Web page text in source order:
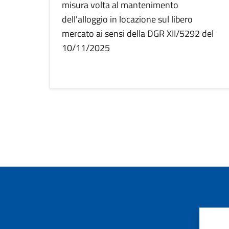
misura volta al mantenimento
dell'alloggio in locazione sul libero
mercato ai sensi della DGR XII/5292 del
10/11/2025